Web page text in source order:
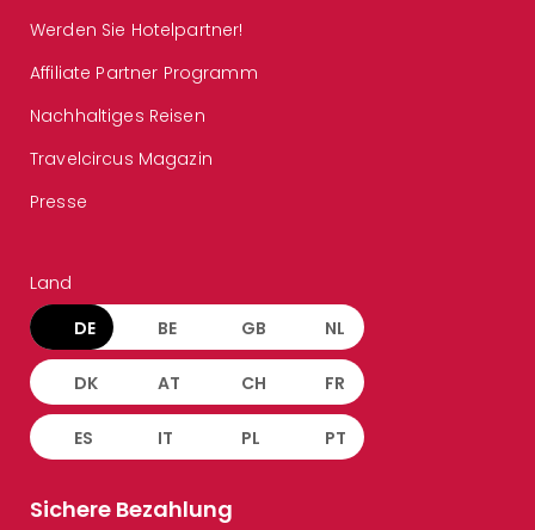
Werden Sie Hotelpartner!
Affiliate Partner Programm
Nachhaltiges Reisen
Travelcircus Magazin
Presse
Land
DE BE GB NL
DK AT CH FR
ES IT PL PT
Sichere Bezahlung